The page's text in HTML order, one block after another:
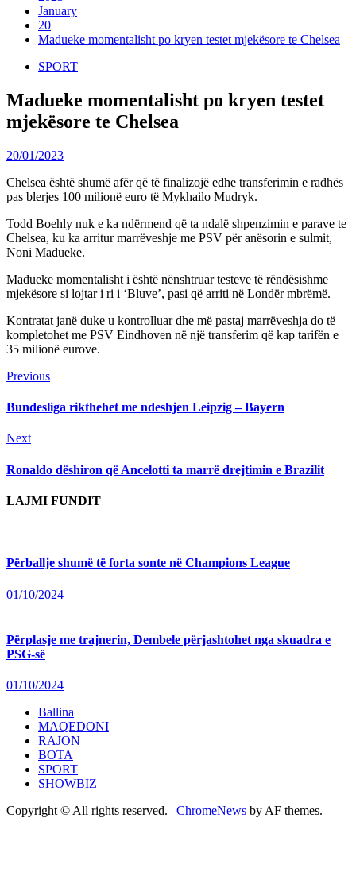
January
20
Madueke momentalisht po kryen testet mjekësore te Chelsea
SPORT
Madueke momentalisht po kryen testet
mjekësore te Chelsea
20/01/2023
Chelsea është shumë afër që të finalizojë edhe transferimin e radhës
pas blerjes 100 milionë euro të Mykhailo Mudryk.
Todd Boehly nuk e ka ndërmend që ta ndalë shpenzimin e parave te
Chelsea, ku ka arritur marrëveshje me PSV për anësorin e sulmit,
Noni Madueke.
Madueke momentalisht i është nënshtruar testeve të rëndësishme
mjekësore si lojtar i ri i ‘Bluve’, pasi që arriti në Londër mbrëmë.
Kontratat janë duke u kontrolluar dhe më pastaj marrëveshja do të
kompletohet me PSV Eindhoven në një transferim që kap tarifën e
35 milionë eurove.
Continue
Reading
PreviousPrevious
Bundesliga rikthehet me ndeshjen Leipzig – Bayern
NextNext
Ronaldo dëshiron që Ancelotti ta marrë drejtimin e Brazilit
LAJMI FUNDIT
Përballje shumë të forta sonte në Champions League
01/10/2024
Përplasje me trajnerin, Dembele përjashtohet nga skuadra e
PSG-së
01/10/2024
Ballina
MAQEDONI
RAJON
BOTA
SPORT
SHOWBIZ
Copyright © All rights reserved. | ChromeNews by AF themes.